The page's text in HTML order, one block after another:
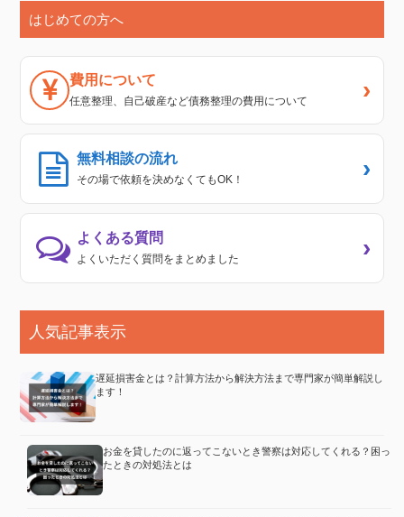
はじめての方へ
費用について
任意整理、自己破産など債務整理の費用について ›
無料相談の流れ
その場で依頼を決めなくてもOK！ ›
よくある質問
よくいただく質問をまとめました ›
人気記事表示
遅延損害金とは？計算方法から解決方法まで専門家が簡単解説し
ます！
お金を貸したのに返ってこないとき警察は対応してくれる？困っ
たときの対処法とは